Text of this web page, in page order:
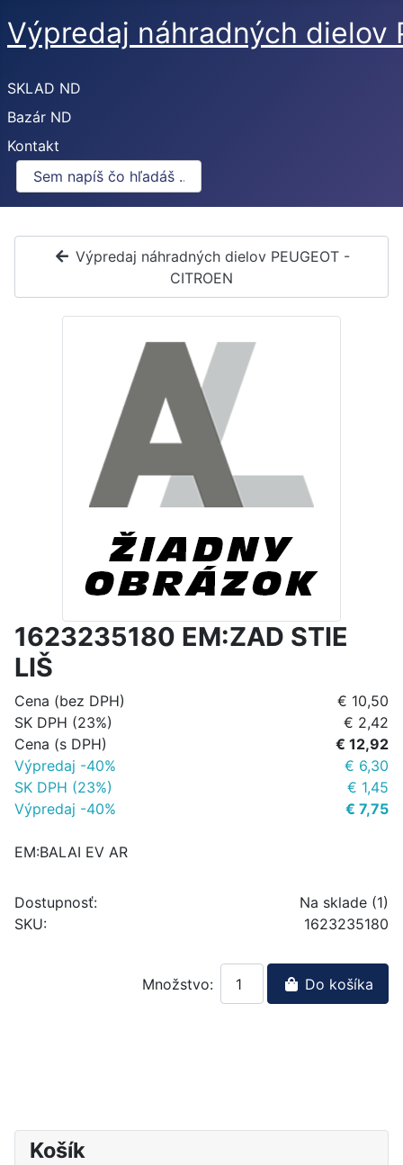
Výpredaj náhradných dielov
SKLAD ND
Bazár ND
Kontakt
Výpredaj náhradných dielov PEUGEOT -
CITROEN
1623235180 EM:ZAD STIE
LIŠ
Cena (bez DPH)
€ 10,50
SK DPH (23%)
€ 2,42
Cena (s DPH)
€ 12,92
Výpredaj -40%
€ 6,30
SK DPH (23%)
€ 1,45
Výpredaj -40%
€ 7,75
EM:BALAI EV AR
Dostupnosť:
Na sklade (1)
SKU:
1623235180
Množstvo: Do košíka
Košík